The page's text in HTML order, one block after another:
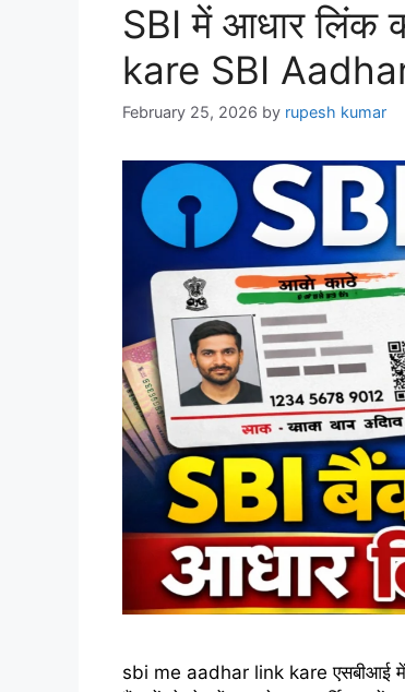
SBI में आधार
kare SBI
February 25, 2026 by rupesh kumar
sbi me aadhar link kare एसबीआई में